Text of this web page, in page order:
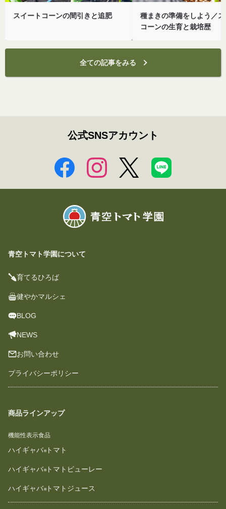
スイートコーンの間引きと追肥
種まきの準備をしよう／
コーンの生育と栽培歴
全ての記事をみる
公式SNSアカウント
青空トマト学園について
育てるひろば
健やかマルシェ
BLOG
NEWS
お問い合わせ
プライバシーポリシー
商品ラインアップ
機能性表示食品
ハイギャバ トマト
ハイギャバ トマトピューレー
ハイギャバ トマトジュース